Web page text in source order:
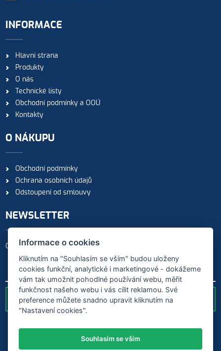
INFORMACE
Hlavní strana
Produkty
O nás
Technické listy
Obchodní podmínky a OOÚ
Kontakty
O NÁKUPU
Obchodní podmínky
Ochrana osobních údajů
Odstoupení od smlouvy
NEWSLETTER
Odebírejte naše novinky
ODESLAT
Informace o cookies
Kliknutím na "Souhlasím se vším" budou uloženy
cookies funkční, analytické i marketingové - dokážeme
vám tak umožnit pohodlné používání webu, měřit
funkčnost našeho webu i vás cílit reklamou. Své
preference můžete snadno upravit kliknutím na
"Nastavení cookies".
Souhlasím se vším